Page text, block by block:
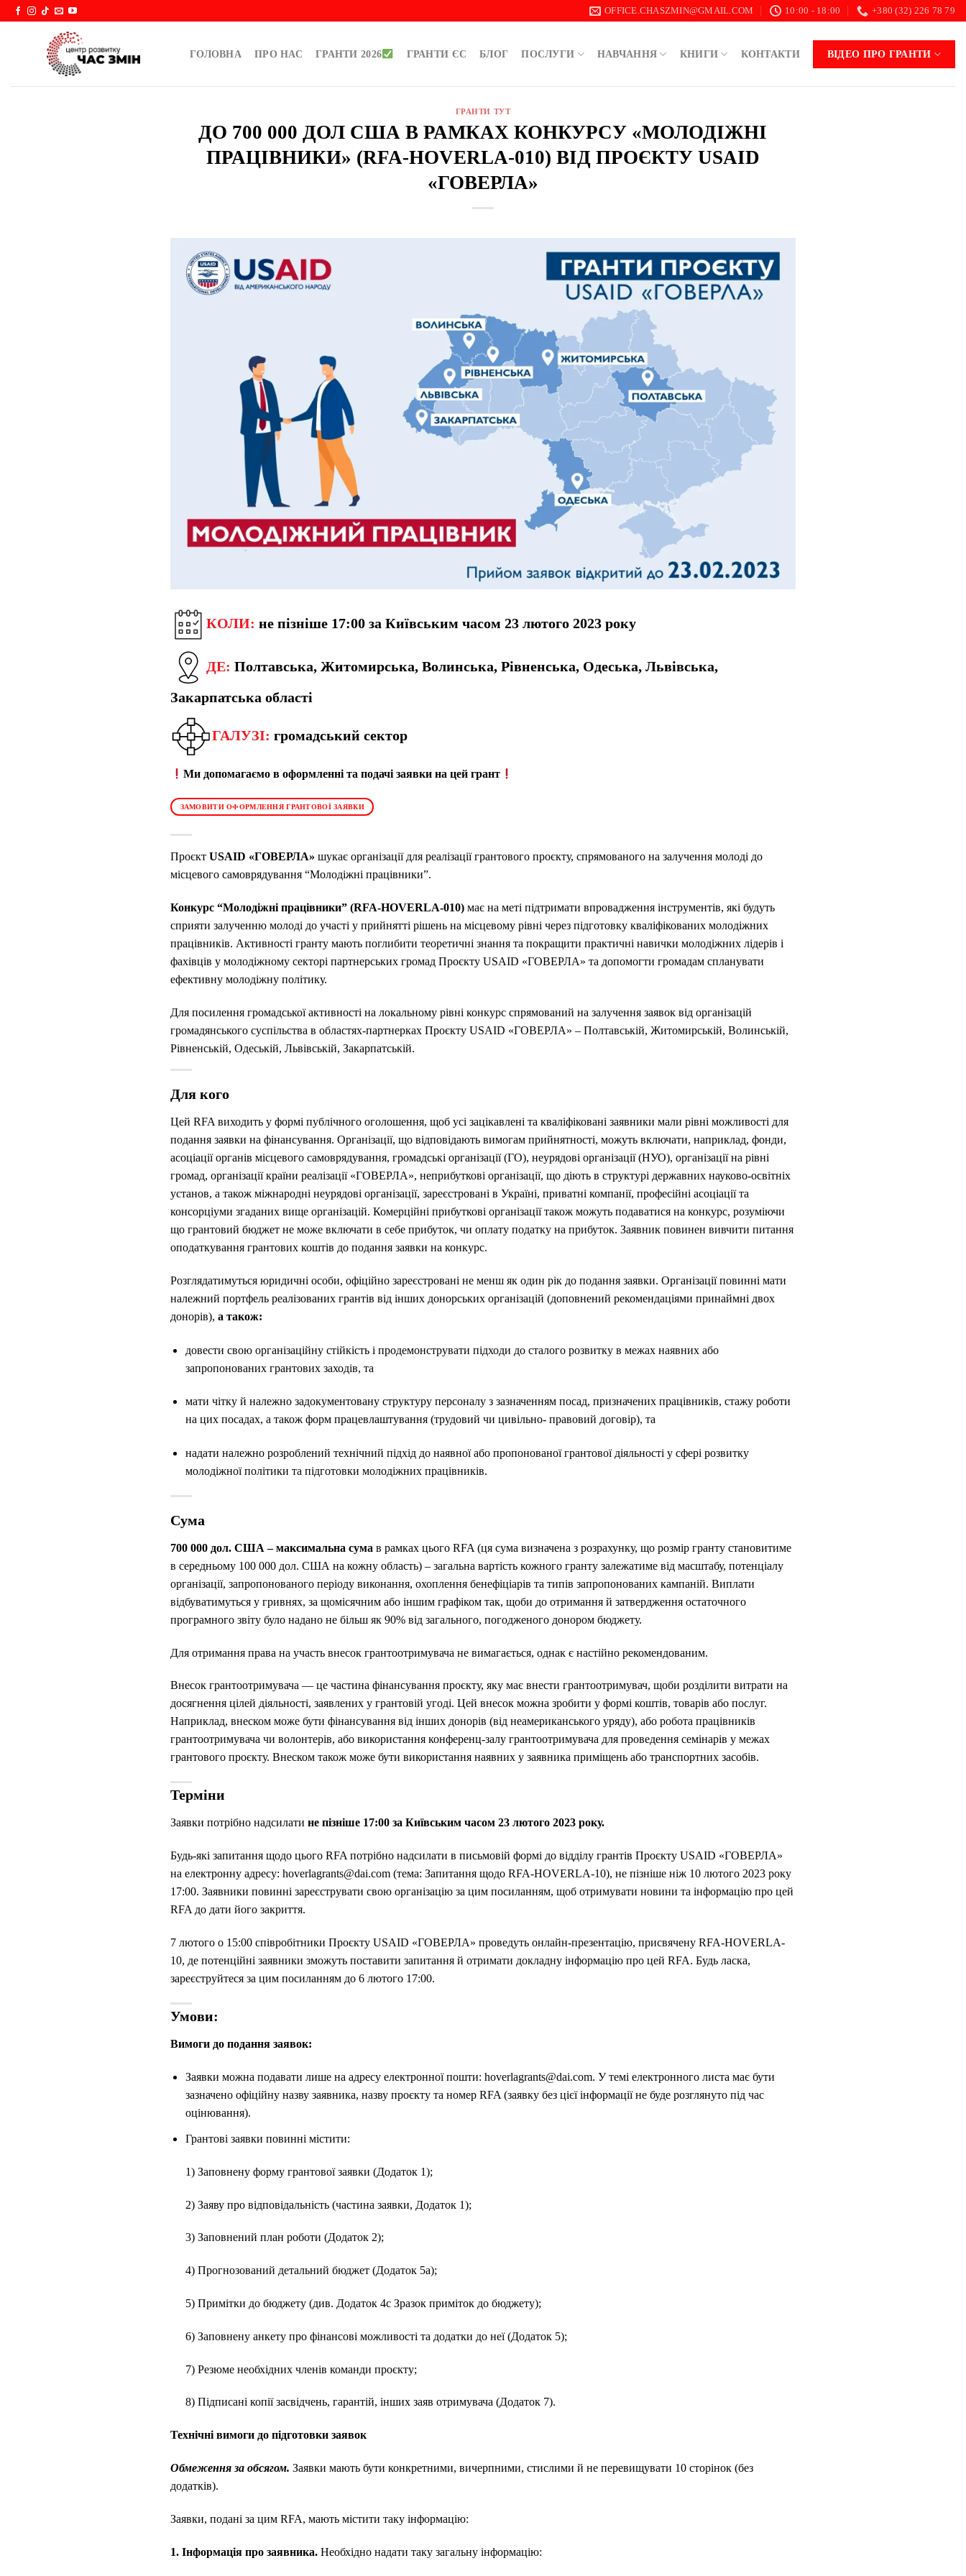
Skip
OFFICE.CHASZMIN@GMAIL.COM 10:00 - 18:00 +380 (32) 226 78 79
ГОЛОВНА ПРО НАС ГРАНТИ 2026 ГРАНТИ ЄС БЛОГ ПОСЛУГИ НАВЧАННЯ КНИГИ КОНТАКТИ ВІДЕО ПРО ГРАНТИ
ГРАНТИ ТУТ
ДО 700 000 ДОЛ США В РАМКАХ КОНКУРСУ «МОЛОДІЖНІ
ПРАЦІВНИКИ» (RFA-HOVERLA-010) ВІД ПРОЄКТУ USAID
«ГОВЕРЛА»
КОЛИ: не пізніше 17:00 за Київським часом 23 лютого 2023 року
ДЕ: Полтавська, Житомирська, Волинська, Рівненська, Одеська, Львівська,
Закарпатська області
ГАЛУЗІ: громадський сектор
Ми допомагаємо в оформленні та подачі заявки на цей грант
ЗАМОВИТИ ОФОРМЛЕННЯ ГРАНТОВОЇ ЗАЯВКИ
Проєкт USAID «ГОВЕРЛА» шукає організації для реалізації грантового проєкту, спрямованого на залучення молоді до
місцевого самоврядування “Молодіжні працівники”.
Конкурс “Молодіжні працівники” (RFA-HOVERLA-010) має на меті підтримати впровадження інструментів, які будуть
сприяти залученню молоді до участі у прийнятті рішень на місцевому рівні через підготовку кваліфікованих молодіжних
працівників. Активності гранту мають поглибити теоретичні знання та покращити практичні навички молодіжних лідерів і
фахівців у молодіжному секторі партнерських громад Проєкту USAID «ГОВЕРЛА» та допомогти громадам спланувати
ефективну молодіжну політику.
Для посилення громадської активності на локальному рівні конкурс спрямований на залучення заявок від організацій
громадянського суспільства в областях-партнерках Проєкту USAID «ГОВЕРЛА» – Полтавській, Житомирській, Волинській,
Рівненській, Одеській, Львівській, Закарпатській.
Для кого
Цей RFA виходить у формі публічного оголошення, щоб усі зацікавлені та кваліфіковані заявники мали рівні можливості для
подання заявки на фінансування. Організації, що відповідають вимогам прийнятності, можуть включати, наприклад, фонди,
асоціації органів місцевого самоврядування, громадські організації (ГО), неурядові організації (НУО), організації на рівні
громад, організації країни реалізації «ГОВЕРЛА», неприбуткові організації, що діють в структурі державних науково-освітніх
установ, а також міжнародні неурядові організації, зареєстровані в Україні, приватні компанії, професійні асоціації та
консорціуми згаданих вище організацій. Комерційні прибуткові організації також можуть подаватися на конкурс, розуміючи
що грантовий бюджет не може включати в себе прибуток, чи оплату податку на прибуток. Заявник повинен вивчити питання
оподаткування грантових коштів до подання заявки на конкурс.
Розглядатимуться юридичні особи, офіційно зареєстровані не менш як один рік до подання заявки. Організації повинні мати
належний портфель реалізованих грантів від інших донорських організацій (доповнений рекомендаціями принаймні двох
донорів), а також:
довести свою організаційну стійкість і продемонструвати підходи до сталого розвитку в межах наявних або
запропонованих грантових заходів, та
мати чітку й належно задокументовану структуру персоналу з зазначенням посад, призначених працівників, стажу роботи
на цих посадах, а також форм працевлаштування (трудовий чи цивільно- правовий договір), та
надати належно розроблений технічний підхід до наявної або пропонованої грантової діяльності у сфері розвитку
молодіжної політики та підготовки молодіжних працівників.
Сума
700 000 дол. США – максимальна сума в рамках цього RFA (ця сума визначена з розрахунку, що розмір гранту становитиме
в середньому 100 000 дол. США на кожну область) – загальна вартість кожного гранту залежатиме від масштабу, потенціалу
організації, запропонованого періоду виконання, охоплення бенефіціарів та типів запропонованих кампаній. Виплати
відбуватимуться у гривнях, за щомісячним або іншим графіком так, щоби до отримання й затвердження остаточного
програмного звіту було надано не більш як 90% від загального, погодженого донором бюджету.
Для отримання права на участь внесок грантоотримувача не вимагається, однак є настійно рекомендованим.
Внесок грантоотримувача — це частина фінансування проєкту, яку має внести грантоотримувач, щоби розділити витрати на
досягнення цілей діяльності, заявлених у грантовій угоді. Цей внесок можна зробити у формі коштів, товарів або послуг.
Наприклад, внеском може бути фінансування від інших донорів (від неамериканського уряду), або робота працівників
грантоотримувача чи волонтерів, або використання конференц-залу грантоотримувача для проведення семінарів у межах
грантового проєкту. Внеском також може бути використання наявних у заявника приміщень або транспортних засобів.
Терміни
Заявки потрібно надсилати не пізніше 17:00 за Київським часом 23 лютого 2023 року.
Будь-які запитання щодо цього RFA потрібно надсилати в письмовій формі до відділу грантів Проєкту USAID «ГОВЕРЛА»
на електронну адресу: hoverlagrants@dai.com (тема: Запитання щодо RFA-HOVERLA-10), не пізніше ніж 10 лютого 2023 року
17:00. Заявники повинні зареєструвати свою організацію за цим посиланням, щоб отримувати новини та інформацію про цей
RFA до дати його закриття.
7 лютого о 15:00 співробітники Проєкту USAID «ГОВЕРЛА» проведуть онлайн-презентацію, присвячену RFA-HOVERLA-
10, де потенційні заявники зможуть поставити запитання й отримати докладну інформацію про цей RFA. Будь ласка,
зареєструйтеся за цим посиланням до 6 лютого 17:00.
Умови:
Вимоги до подання заявок:
Заявки можна подавати лише на адресу електронної пошти: hoverlagrants@dai.com. У темі електронного листа має бути
зазначено офіційну назву заявника, назву проєкту та номер RFA (заявку без цієї інформації не буде розглянуто під час
оцінювання).
Грантові заявки повинні містити:
1) Заповнену форму грантової заявки (Додаток 1);
2) Заяву про відповідальність (частина заявки, Додаток 1);
3) Заповнений план роботи (Додаток 2);
4) Прогнозований детальний бюджет (Додаток 5a);
5) Примітки до бюджету (див. Додаток 4с Зразок приміток до бюджету);
6) Заповнену анкету про фінансові можливості та додатки до неї (Додаток 5);
7) Резюме необхідних членів команди проєкту;
8) Підписані копії засвідчень, гарантій, інших заяв отримувача (Додаток 7).
Технічні вимоги до підготовки заявок
Обмеження за обсягом. Заявки мають бути конкретними, вичерпними, стислими й не перевищувати 10 сторінок (без
додатків).
Заявки, подані за цим RFA, мають містити таку інформацію:
1. Інформація про заявника. Необхідно надати таку загальну інформацію: